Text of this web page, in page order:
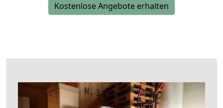
Kostenlose Angebote erhalten